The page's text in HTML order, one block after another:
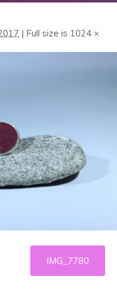
| Full size is 1024 ×
IMG_7780